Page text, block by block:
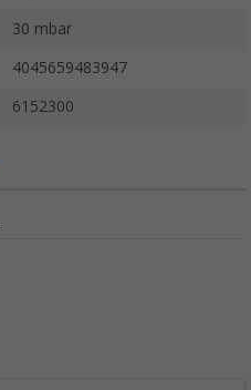
30 mbar
4045659483947
6152300